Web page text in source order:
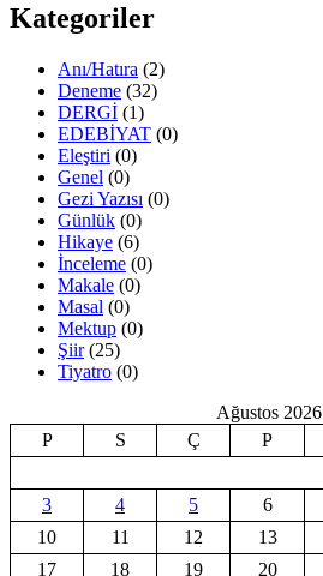
Kategoriler
Anı/Hatıra (2)
Deneme (32)
DERGİ (1)
EDEBİYAT (0)
Eleştiri (0)
Genel (0)
Gezi Yazısı (0)
Günlük (0)
Hikaye (6)
İnceleme (0)
Makale (0)
Masal (0)
Mektup (0)
Şiir(25)
Tiyatro (0)
Ağustos 2026
P
S Ç P
3
4 5 6
10
11 12 13
17
18 19 20